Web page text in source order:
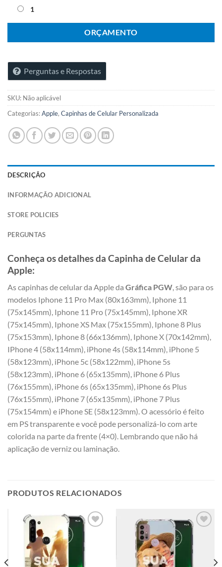
1
ORÇAMENTO
Perguntas e Respostas
SKU: Não aplicável
Categorias:Apple, Capinhas de Celular Personalizada
DESCRIÇÃO
INFORMAÇÃO ADICIONAL
STORE POLICIES
PERGUNTAS
Conheça os detalhes da Capinha de Celular da
Apple:
As capinhas de celular da Apple da Gráfica PGW, são para os
modelos Iphone 11 Pro Max (80x163mm), Iphone 11
(75x145mm), Iphone 11 Pro (75x145mm), Iphone XR
(75x145mm), Iphone XS Max (75x155mm), Iphone 8 Plus
(75x153mm), Iphone 8 (66x136mm), Iphone X (70x142mm),
IPhone 4 (58x114mm), iPhone 4s (58x114mm), iPhone 5
(58x123mm), iPhone 5c (58x122mm), iPhone 5s
(58x123mm), iPhone 6 (65x135mm), iPhone 6 Plus
(76x155mm), iPhone 6s (65x135mm), iPhone 6s Plus
(76x155mm), iPhone 7 (65x135mm), iPhone 7 Plus
(75x154mm) e iPhone SE (58x123mm). O acessório é feito
em PS transparente e você pode personalizá-lo com arte
colorida na parte da frente (4×0). Lembrando que não há
aplicação de verniz ou laminação.
PRODUTOS RELACIONADOS
Add to
Add to